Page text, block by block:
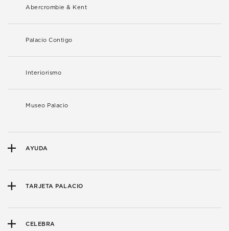
Abercrombie & Kent
Palacio Contigo
Interiorismo
Museo Palacio
AYUDA
TARJETA PALACIO
CELEBRA